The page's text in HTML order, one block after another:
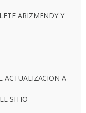
ARIZMENDY Y
ACTUALIZACION A
SITIO